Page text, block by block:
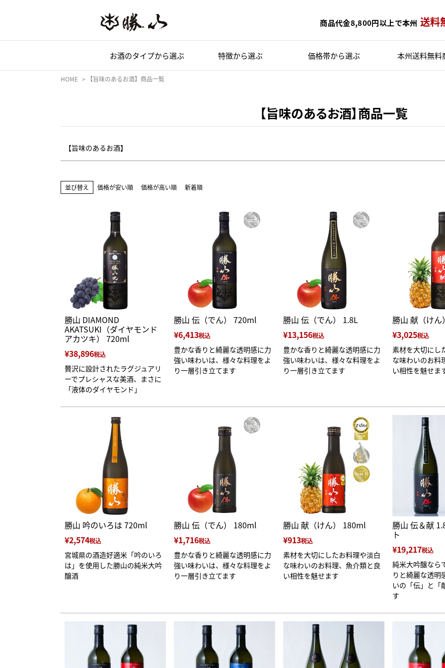
商品代金8,800円以上で本州 送料
お酒のタイプから選ぶ 特徴から選ぶ 価格帯から選ぶ 本州送料無料
HOME 【旨味のあるお酒】商品一覧
【旨味のあるお酒】商品一覧
【旨味のあるお酒】
セール
限定 再入荷
カラー
レッド
ブルー イエロー
予約商品
並び順
検索
並び替え 価格が安い順 価格が高い順 新着順
勝山 DIAMOND
AKATSUKI（ダイヤモンド
アカツキ） 720ml
¥38,896税込
贅沢に設計されたラグジュアリ
ーでプレシャスな美酒、まさに
「液体のダイヤモンド」
勝山 伝（でん） 720ml
¥6,413税込
豊かな香りと綺麗な透明感に力
強い味わいは、様々な料理をよ
り一層引き立てます
勝山 伝（でん） 1.8L
¥13,156税込
豊かな香りと綺麗な透明感に力
強い味わいは、様々な料理をよ
り一層引き立てます
勝山 献（け
¥3,025税込
素材を大切にし
な味わいのお料
い相性を魅せま
勝山 吟のいろは 720ml
¥2,574税込
宮城県の酒造好適米「吟のいろ
は」を使用した勝山の純米大吟
醸酒
勝山 伝（でん） 180ml
¥1,716税込
豊かな香りと綺麗な透明感に力
強い味わいは、様々な料理をよ
り一層引き立てます
勝山 献（けん） 180ml
¥913税込
素材を大切にしたお料理や淡白
な味わいのお料理、魚介類と良
い相性を魅せます
勝山 伝＆献
ト
¥19,217税込
純米大吟醸なら
りと綺麗な透明
いの「伝」と「
す